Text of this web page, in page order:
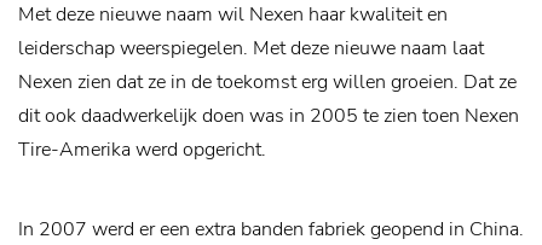
Met deze nieuwe naam wil Nexen haar kwaliteit en
leiderschap weerspiegelen. Met deze nieuwe naam laat
Nexen zien dat ze in de toekomst erg willen groeien. Dat ze
dit ook daadwerkelijk doen was in 2005 te zien toen Nexen
Tire-Amerika werd opgericht.
In 2007 werd er een extra banden fabriek geopend in China.